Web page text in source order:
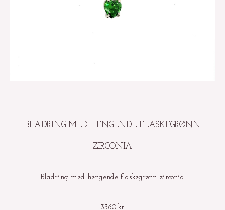
BLADRING MED HENGENDE FLASKEGRØNN
ZIRCONIA
Bladring med hengende flaskegrønn zirconia
3360 kr